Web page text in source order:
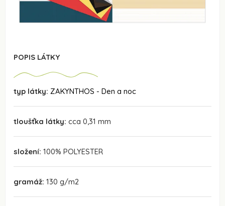
POPIS LÁTKY
typ látky: ZAKYNTHOS - Den a noc
tloušťka látky: cca 0,31 mm
složení: 100% POLYESTER
gramáž: 130 g/m2